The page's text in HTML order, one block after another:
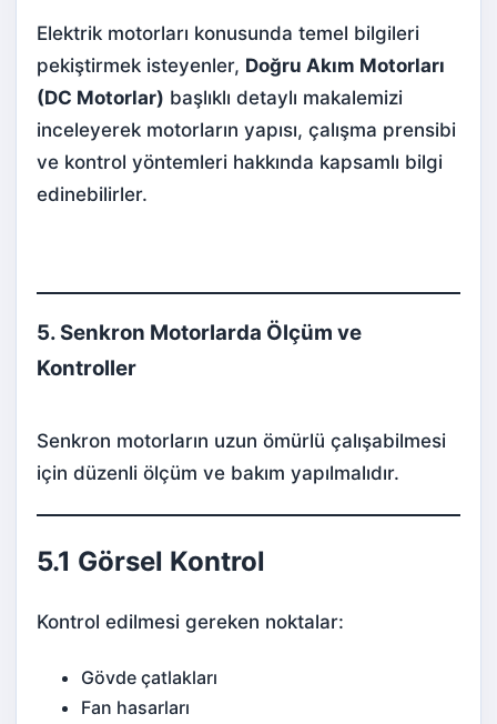
Elektrik motorları konusunda temel bilgileri
pekiştirmek isteyenler, Doğru Akım Motorları
(DC Motorlar) başlıklı detaylı makalemizi
inceleyerek motorların yapısı, çalışma prensibi
ve kontrol yöntemleri hakkında kapsamlı bilgi
edinebilirler.
5. Senkron Motorlarda Ölçüm ve
Kontroller
Senkron motorların uzun ömürlü çalışabilmesi
için düzenli ölçüm ve bakım yapılmalıdır.
5.1 Görsel Kontrol
Kontrol edilmesi gereken noktalar:
Gövde çatlakları
Fan hasarları